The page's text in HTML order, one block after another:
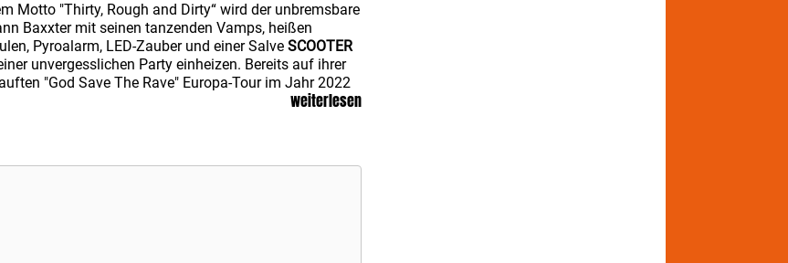
Motto "Thirty, Rough and Dirty“ wird der unbremsbare
Baxxter mit seinen tanzenden Vamps, heißen
Pyroalarm, LED-Zauber und einer SalveSCOOTER
unvergesslichen Party einheizen. Bereits auf ihrer
"God Save The Rave" Europa-Tour im Jahr 2022
mit seiner explosiv-energetischen Megashow
weiterlesen